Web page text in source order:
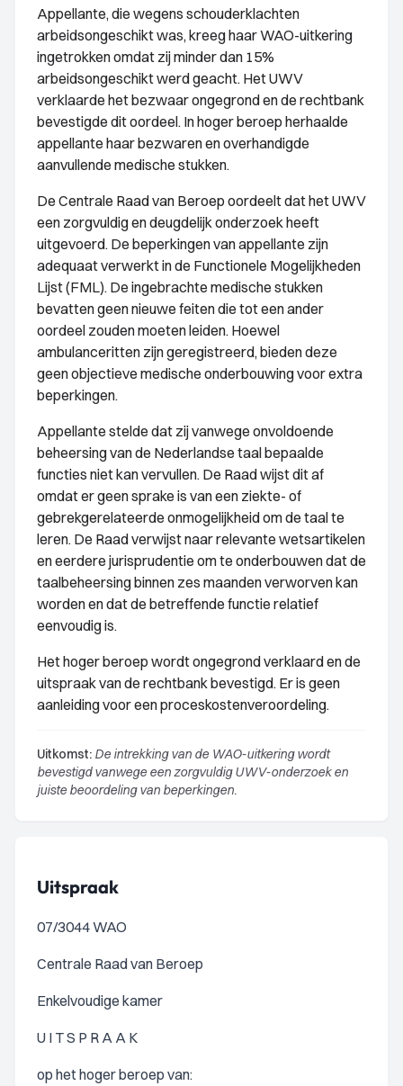
Appellante, die wegens schouderklachten
arbeidsongeschikt was, kreeg haar WAO-uitkering
ingetrokken omdat zij minder dan 15%
arbeidsongeschikt werd geacht. Het UWV
verklaarde het bezwaar ongegrond en de rechtbank
bevestigde dit oordeel. In hoger beroep herhaalde
appellante haar bezwaren en overhandigde
aanvullende medische stukken.
De Centrale Raad van Beroep oordeelt dat het UWV
een zorgvuldig en deugdelijk onderzoek heeft
uitgevoerd. De beperkingen van appellante zijn
adequaat verwerkt in de Functionele Mogelijkheden
Lijst (FML). De ingebrachte medische stukken
bevatten geen nieuwe feiten die tot een ander
oordeel zouden moeten leiden. Hoewel
ambulanceritten zijn geregistreerd, bieden deze
geen objectieve medische onderbouwing voor extra
beperkingen.
Appellante stelde dat zij vanwege onvoldoende
beheersing van de Nederlandse taal bepaalde
functies niet kan vervullen. De Raad wijst dit af
omdat er geen sprake is van een ziekte- of
gebrekgerelateerde onmogelijkheid om de taal te
leren. De Raad verwijst naar relevante wetsartikelen
en eerdere jurisprudentie om te onderbouwen dat de
taalbeheersing binnen zes maanden verworven kan
worden en dat de betreffende functie relatief
eenvoudig is.
Het hoger beroep wordt ongegrond verklaard en de
uitspraak van de rechtbank bevestigd. Er is geen
aanleiding voor een proceskostenveroordeling.
Uitkomst: De intrekking van de WAO-uitkering wordt
bevestigd vanwege een zorgvuldig UWV-onderzoek en
juiste beoordeling van beperkingen.
Uitspraak
07/3044 WAO
Centrale Raad van Beroep
Enkelvoudige kamer
U I T S P R A A K
op het hoger beroep van: